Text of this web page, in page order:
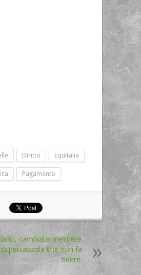
Diritto Equitalia
Pagamento
cambiato mestiere
supercazzola che non fa
ridere.